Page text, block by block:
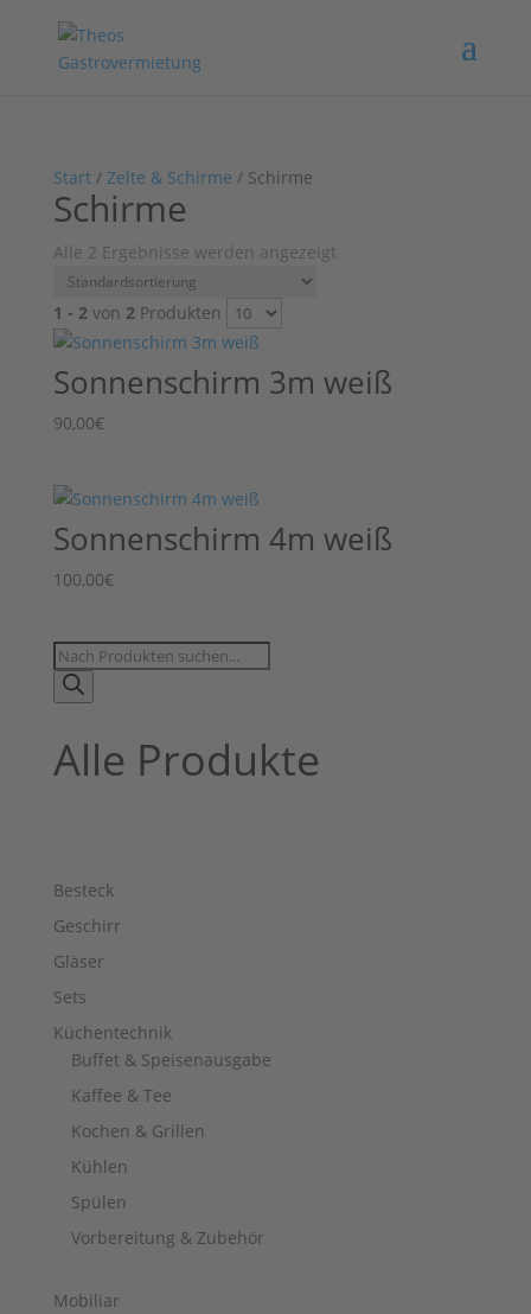
Start/ Zelte & Schirme / Schirme
Schirme
Alle 2 Ergebnisse werden angezeigt
1 - 2von 2Produkten
Sonnenschirm 3m weiß
90,00€
Sonnenschirm 4m weiß
100,00€
Products
search
Alle Produkte
Besteck
Geschirr
Gläser
Sets
Küchentechnik
Buffet & Speisenausgabe
Kaffee & Tee
Kochen & Grillen
Kühlen
Spülen
Vorbereitung & Zubehör
Mobiliar